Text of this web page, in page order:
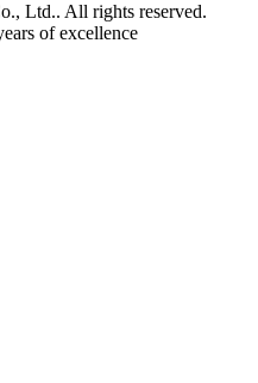
Ltd.. All rights reserved.
of excellence